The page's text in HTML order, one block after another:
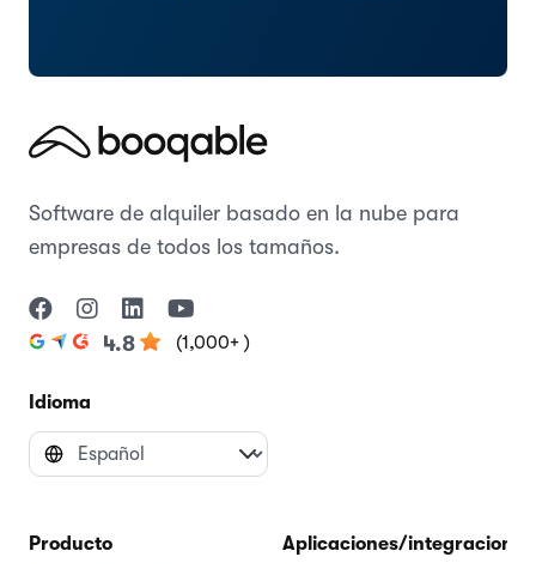
Software de alquiler basado en la nube para
empresas de todos los tamaños.
4.8 (1,000+ )
Idioma
Producto
Aplicaciones/integraciones